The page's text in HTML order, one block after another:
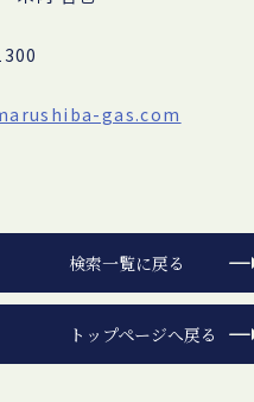
gas.com
検索一覧に戻る
トップページへ戻る